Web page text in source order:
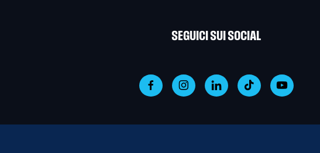
SEGUICI SUI SOCIAL